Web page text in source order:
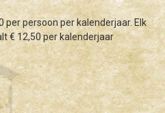
per persoon per kalenderjaar. Elk
€ 12,50 per kalenderjaar